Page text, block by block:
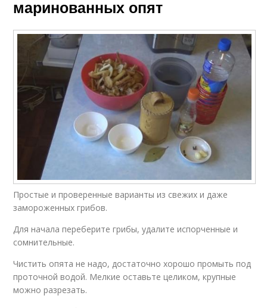
маринованных опят
Простые и проверенные варианты из свежих и даже
замороженных грибов.
Для начала переберите грибы, удалите испорченные и
сомнительные.
Чистить опята не надо, достаточно хорошо промыть под
проточной водой. Мелкие оставьте целиком, крупные
можно разрезать.